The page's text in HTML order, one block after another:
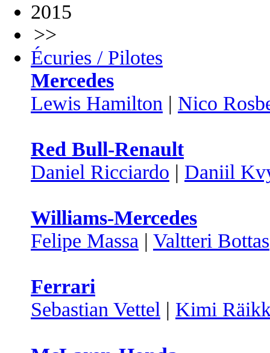
2015
>>
Écuries / Pilotes
Mercedes
Lewis Hamilton | Nico
Red Bull-Renault
Daniel Ricciardo | Daniil
Williams-Mercedes
Felipe Massa | Valtteri Bottas
Ferrari
Sebastian Vettel | Kimi